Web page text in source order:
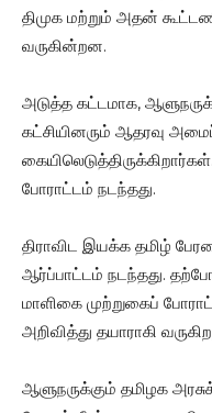
திமுக மற்றும் அதன்
வருகின்றன.
அடுத்த கட்டமாக,
கட்சியினரும் ஆதரவு
போராட்டம் நடந்தது.
திராவிட இயக்க தமிழ்
ஆர்ப்பாட்டம் நடந்தது.
மாளிகை முற்றுகைப்
அறிவித்து தயாராகி
ஆளுநருக்கும் தமிழக